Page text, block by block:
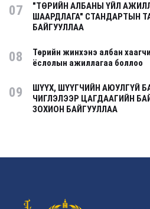
07
"ТӨРИЙН АЛБАНЫ ҮЙЛ
ШААРДЛАГА" СТАНДАРТЫН
БАЙГУУЛЛАА
08
Төрийн жинхэнэ албан
ёслолын ажиллагаа боллоо
09
ШҮҮХ, ШҮҮГЧИЙН АЮУЛГҮЙ
ЧИГЛЭЛЭЭР ЦАГДААГИЙН
ЗОХИОН БАЙГУУЛЛАА